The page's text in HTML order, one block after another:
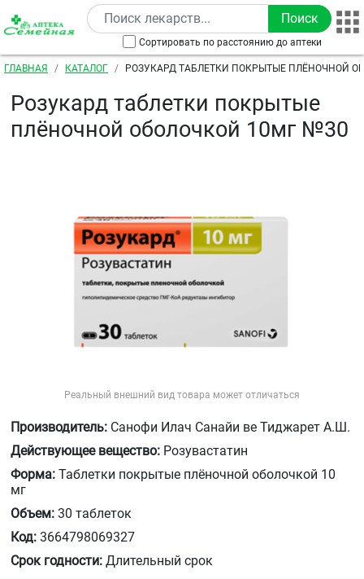
Перейти к основному содержанию
Сортировать по расстоянию до аптеки
Строка навигации
ГЛАВНАЯ КАТАЛОГ РОЗУКАРД ТАБЛЕТКИ ПОКРЫТЫЕ ПЛЁНОЧНОЙ
Розукард таблетки покрытые
плёночной оболочкой 10мг №30
Реальный внешний вид товара может отличаться
Производитель: Санофи Илач Санайи ве Тиджарет А.Ш.
Действующее вещество: Розувастатин
Форма: Таблетки покрытые плёночной оболочкой 10
мг
Объем: 30 таблеток
Код: 3664798069327
Срок годности: Длительный срок